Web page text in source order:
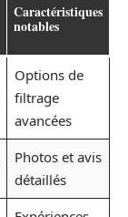
Caractéristiques
notables
Options de
filtrage
avancées
Photos et avis
détaillés